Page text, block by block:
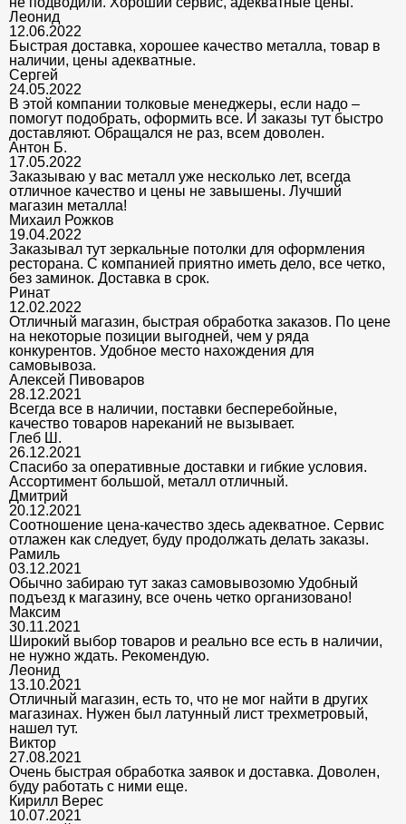
Леонид
12.06.2022
Быстрая доставка, хорошее качество металла, товар в
наличии, цены адекватные.
Сергей
24.05.2022
В этой компании толковые менеджеры, если надо –
помогут подобрать, оформить все. И заказы тут быстро
доставляют. Обращался не раз, всем доволен.
Антон Б.
17.05.2022
Заказываю у вас металл уже несколько лет, всегда
отличное качество и цены не завышены. Лучший
магазин металла!
Михаил Рожков
19.04.2022
Заказывал тут зеркальные потолки для оформления
ресторана. С компанией приятно иметь дело, все четко,
без заминок. Доставка в срок.
Ринат
12.02.2022
Отличный магазин, быстрая обработка заказов. По цене
на некоторые позиции выгодней, чем у ряда
конкурентов. Удобное место нахождения для
самовывоза.
Алексей Пивоваров
28.12.2021
Всегда все в наличии, поставки бесперебойные,
качество товаров нареканий не вызывает.
Глеб Ш.
26.12.2021
Спасибо за оперативные доставки и гибкие условия.
Ассортимент большой, металл отличный.
Дмитрий
20.12.2021
Соотношение цена-качество здесь адекватное. Сервис
отлажен как следует, буду продолжать делать заказы.
Рамиль
03.12.2021
Обычно забираю тут заказ самовывозомю Удобный
подъезд к магазину, все очень четко организовано!
Максим
30.11.2021
Широкий выбор товаров и реально все есть в наличии,
не нужно ждать. Рекомендую.
Леонид
13.10.2021
Отличный магазин, есть то, что не мог найти в других
магазинах. Нужен был латунный лист трехметровый,
нашел тут.
Виктор
27.08.2021
Очень быстрая обработка заявок и доставка. Доволен,
буду работать с ними еще.
Кирилл Верес
10.07.2021